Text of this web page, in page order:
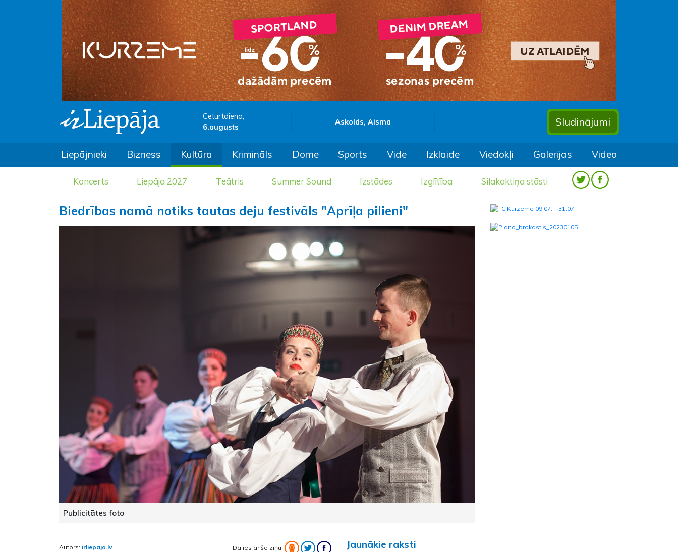
Ceturtdiena,
6.augusts
Askolds, Aisma Sludinājumi
Liepājnieki Bizness Kultūra Krimināls Dome Sports Vide Izklaide Viedokļi Galerijas Video
Koncerts Liepāja 2027 Teātris Summer Sound Izstādes Izglītība Silakaktiņa stāsti
Biedrības namā notiks tautas deju festivāls "Aprīļa pilieni"
Publicitātes foto
Autors: irliepaja.lv
Dalies ar šo ziņu: Jaunākie raksti